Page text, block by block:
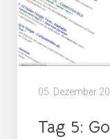
05. Dezember
Tag 5: